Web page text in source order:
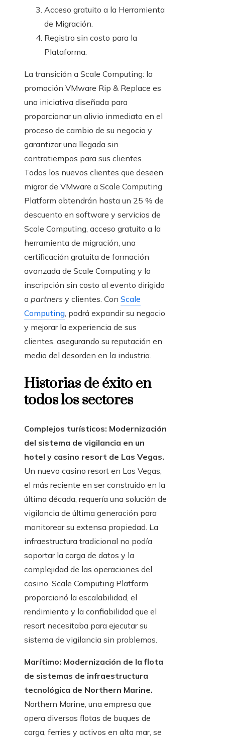
Acceso gratuito a la Herramienta
de Migración.
Registro sin costo para la
Plataforma.
La transición a Scale Computing: la
promoción VMware Rip & Replace es
una iniciativa diseñada para
proporcionar un alivio inmediato en el
proceso de cambio de su negocio y
garantizar una llegada sin
contratiempos para sus clientes.
Todos los nuevos clientes que deseen
migrar de VMware a Scale Computing
Platform obtendrán hasta un 25 % de
descuento en software y servicios de
Scale Computing, acceso gratuito a la
herramienta de migración, una
certificación gratuita de formación
avanzada de Scale Computing y la
inscripción sin costo al evento dirigido
a partners y clientes. Con Scale
Computing, podrá expandir su negocio
y mejorar la experiencia de sus
clientes, asegurando su reputación en
medio del desorden en la industria.
Historias de éxito en
todos los sectores
Complejos turísticos: Modernización
del sistema de vigilancia en un
hotel y casino resort de Las Vegas.
Un nuevo casino resort en Las Vegas,
el más reciente en ser construido en la
última década, requería una solución de
vigilancia de última generación para
monitorear su extensa propiedad. La
infraestructura tradicional no podía
soportar la carga de datos y la
complejidad de las operaciones del
casino. Scale Computing Platform
proporcionó la escalabilidad, el
rendimiento y la confiabilidad que el
resort necesitaba para ejecutar su
sistema de vigilancia sin problemas.
Marítimo: Modernización de la flota
de sistemas de infraestructura
tecnológica de Northern Marine.
Northern Marine, una empresa que
opera diversas flotas de buques de
carga, ferries y activos en alta mar, se